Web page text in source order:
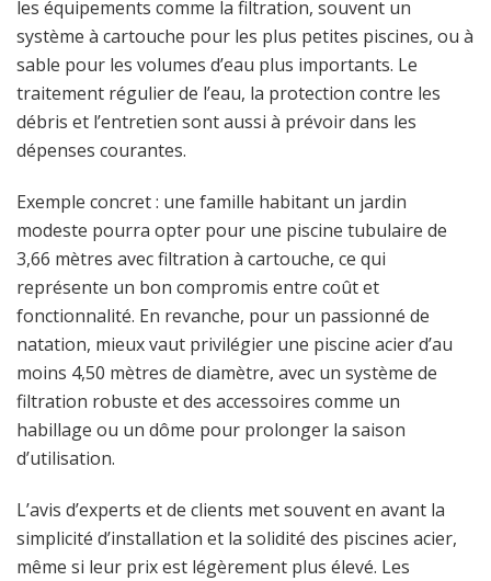
les équipements comme la filtration, souvent un
système à cartouche pour les plus petites piscines, ou à
sable pour les volumes d’eau plus importants. Le
traitement régulier de l’eau, la protection contre les
débris et l’entretien sont aussi à prévoir dans les
dépenses courantes.
Exemple concret : une famille habitant un jardin
modeste pourra opter pour une piscine tubulaire de
3,66 mètres avec filtration à cartouche, ce qui
représente un bon compromis entre coût et
fonctionnalité. En revanche, pour un passionné de
natation, mieux vaut privilégier une piscine acier d’au
moins 4,50 mètres de diamètre, avec un système de
filtration robuste et des accessoires comme un
habillage ou un dôme pour prolonger la saison
d’utilisation.
L’avis d’experts et de clients met souvent en avant la
simplicité d’installation et la solidité des piscines acier,
même si leur prix est légèrement plus élevé. Les